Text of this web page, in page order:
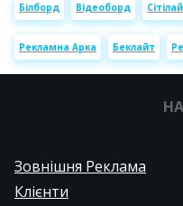
Білборд Відеоборд
Рекламна Арка Беклайт
Зовнішня Реклама
Клієнти